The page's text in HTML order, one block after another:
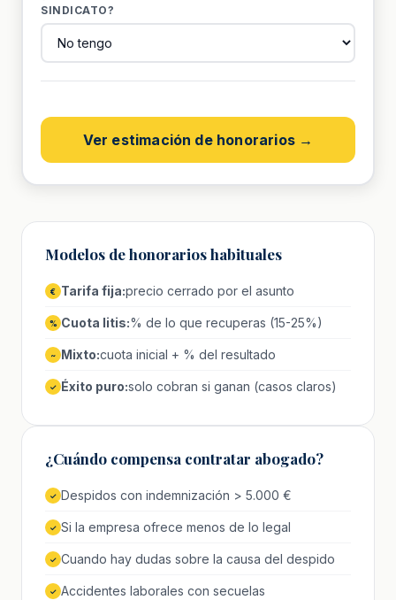
SINDICATO?
Ver estimación de honorarios →
Modelos de honorarios habituales
€ Tarifa fija:precio cerrado por el asunto
% Cuota litis:% de lo que recuperas (15-25%)
~ Mixto:cuota inicial + % del resultado
✓ Éxito puro:solo cobran si ganan (casos claros)
¿Cuándo compensa contratar abogado?
✓ Despidos con indemnización > 5.000 €
✓ Si la empresa ofrece menos de lo legal
✓ Cuando hay dudas sobre la causa del despido
✓ Accidentes laborales con secuelas